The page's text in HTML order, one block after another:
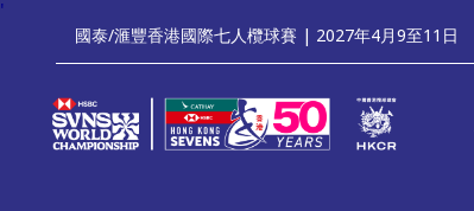
'
國泰/滙豐香港國際七人欖球賽 | 2027年4月9至11日